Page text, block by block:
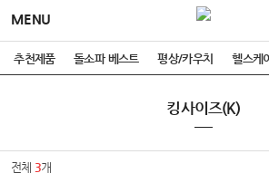
MENU
추천제품 돌소파 베스트 평상/카우치 헬스케
킹사이즈(K)
전체 3개